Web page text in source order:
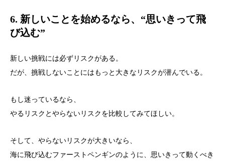
6. 新しいことを始めるなら、“思いきって飛
び込む”
新しい挑戦には必ずリスクがある。
だが、挑戦しないことにはもっと大きなリスクが潜んでいる。
もし迷っているなら、
やるリスクとやらないリスクを比較してみてほしい。
そして、やらないリスクが大きいなら、
海に飛び込むファーストペンギンのように、思いきって動くべき